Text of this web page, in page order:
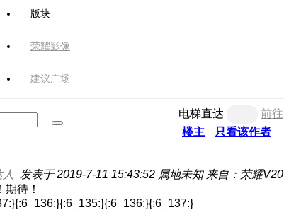
版块
荣耀影像
建议广场
电梯直达
前往
楼主
只看该作者
发表于 2019-7-11 15:43:52 属地未知 来自：荣耀V20
待！